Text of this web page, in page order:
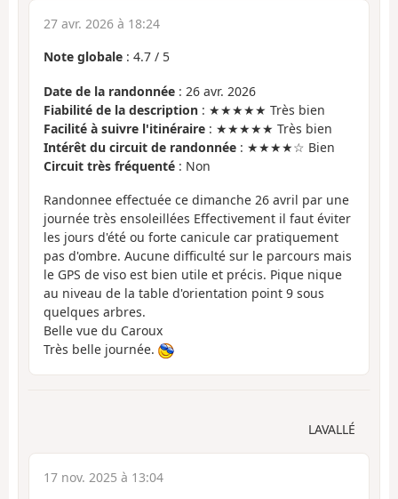
27 avr. 2026 à 18:24
Note globale : 4.7 / 5
Date de la randonnée : 26 avr. 2026
Fiabilité de la description : ★★★★★ Très bien
Facilité à suivre l'itinéraire : ★★★★★ Très bien
Intérêt du circuit de randonnée : ★★★★☆ Bien
Circuit très fréquenté : Non
Randonnee effectuée ce dimanche 26 avril par une
journée très ensoleillées Effectivement il faut éviter
les jours d'été ou forte canicule car pratiquement
pas d'ombre. Aucune difficulté sur le parcours mais
le GPS de viso est bien utile et précis. Pique nique
au niveau de la table d'orientation point 9 sous
quelques arbres.
Belle vue du Caroux
Très belle journée.
LAVALLÉ
17 nov. 2025 à 13:04